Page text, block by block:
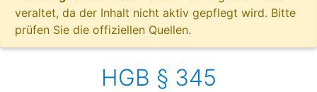
veraltet, da der Inhalt nicht aktiv gepflegt wird. Bitte
prüfen Sie die offiziellen Quellen.
HGB § 345